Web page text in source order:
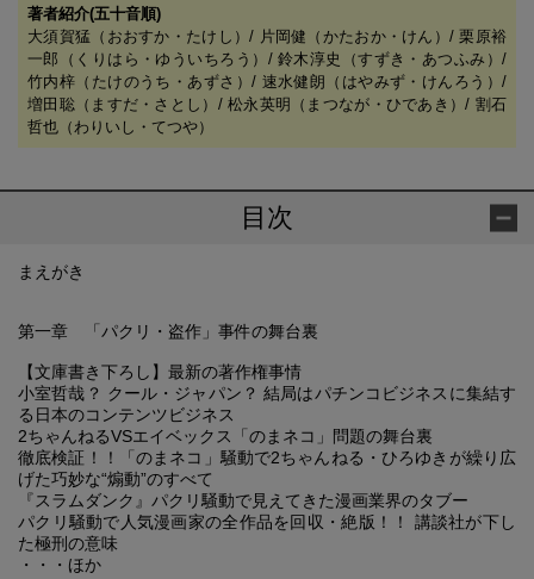
著者紹介(五十音順)
大須賀猛（おおすか・たけし）/ 片岡健（かたおか・けん）/ 栗原裕
一郎（くりはら・ゆういちろう）/ 鈴木淳史（すずき・あつふみ）/
竹内梓（たけのうち・あずさ）/ 速水健朗（はやみず・けんろう）/
増田聡（ますだ・さとし）/ 松永英明（まつなが・ひであき）/ 割石
哲也（わりいし・てつや）
目次
まえがき
第一章 「パクリ・盗作」事件の舞台裏
【文庫書き下ろし】最新の著作権事情
小室哲哉？ クール・ジャパン？ 結局はパチンコビジネスに集結す
る日本のコンテンツビジネス
2ちゃんねるVSエイベックス「のまネコ」問題の舞台裏
徹底検証！！「のまネコ」騒動で2ちゃんねる・ひろゆきが繰り広
げた巧妙な“煽動”のすべて
『スラムダンク』パクリ騒動で見えてきた漫画業界のタブー
パクリ騒動で人気漫画家の全作品を回収・絶版！！ 講談社が下し
た極刑の意味
・・・ほか